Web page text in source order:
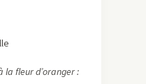
la fleur d’oranger :